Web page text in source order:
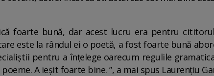
foarte bună, dar acest lucru era pentru
este la rândul ei o poetă, a fost foarte bună
pentru a înțelege oarecum regulile
A ieșit foarte bine. ”, a mai spus Laurențiu